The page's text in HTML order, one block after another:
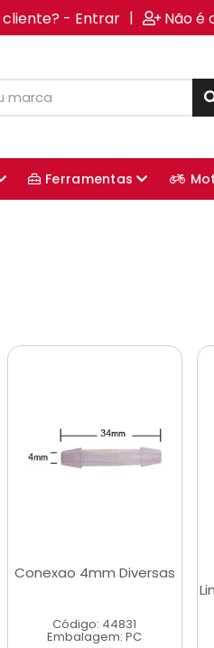
cliente? - Entrar | Não é
Ferramentas
Conexao 4mm Diversas
Código: 44831
Embalagem: PC